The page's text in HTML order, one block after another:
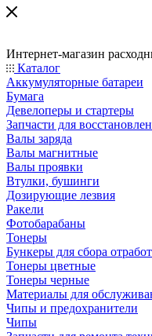
Интернет-магазин
Каталог
Аккумуляторные батареи
Бумага
Девелоперы и стартеры
Запчасти для
Валы заряда
Валы магнитные
Валы проявки
Втулки, бушинги
Дозирующие лезвия
Ракели
Фотобарабаны
Тонеры
Бункеры для сбора
Тонеры цветные
Тонеры черные
Материалы для
Чипы и предохранители
Чипы